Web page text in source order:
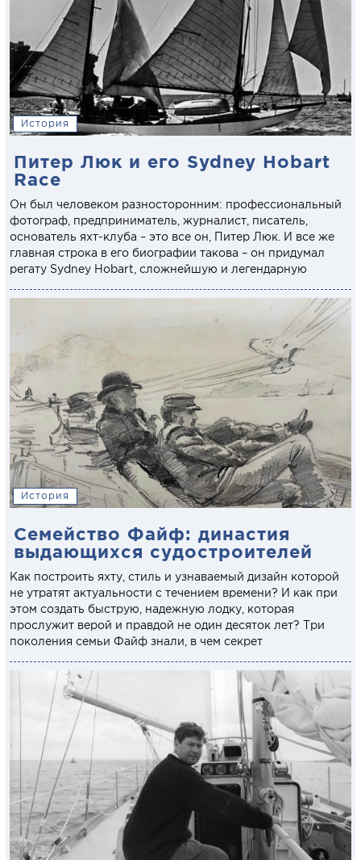
История
Питер Люк и его Sydney Hobart
Race
Он был человеком разносторонним: профессиональный
фотограф, предприниматель, журналист, писатель,
основатель яхт-клуба – это все он, Питер Люк. И все же
главная строка в его биографии такова – он придумал
регату Sydney Hobart, сложнейшую и легендарную
История
Семейство Файф: династия
выдающихся судостроителей
Как построить яхту, стиль и узнаваемый дизайн которой
не утратят актуальности с течением времени? И как при
этом создать быструю, надежную лодку, которая
прослужит верой и правдой не один десяток лет? Три
поколения семьи Файф знали, в чем секрет